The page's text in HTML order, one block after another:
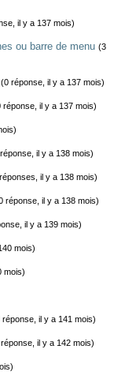
il y a 137 mois)
ou barre de menu (3
(0 réponse, il y a 137 mois)
réponse, il y a 137 mois)
il y a 138 mois)
il y a 138 mois)
réponse, il y a 138 mois)
il y a 139 mois)
mois)
mois)
réponse, il y a 141 mois)
il y a 142 mois)